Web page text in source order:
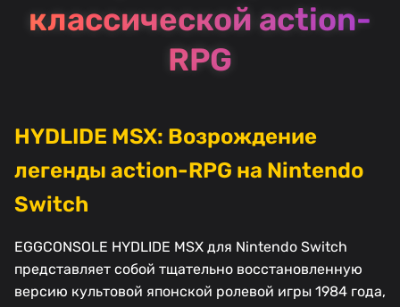
классической action-
RPG
HYDLIDE MSX: Возрождение
легенды action-RPG на Nintendo
Switch
EGGCONSOLE HYDLIDE MSX для Nintendo Switch
представляет собой тщательно восстановленную
версию культовой японской ролевой игры 1984 года,